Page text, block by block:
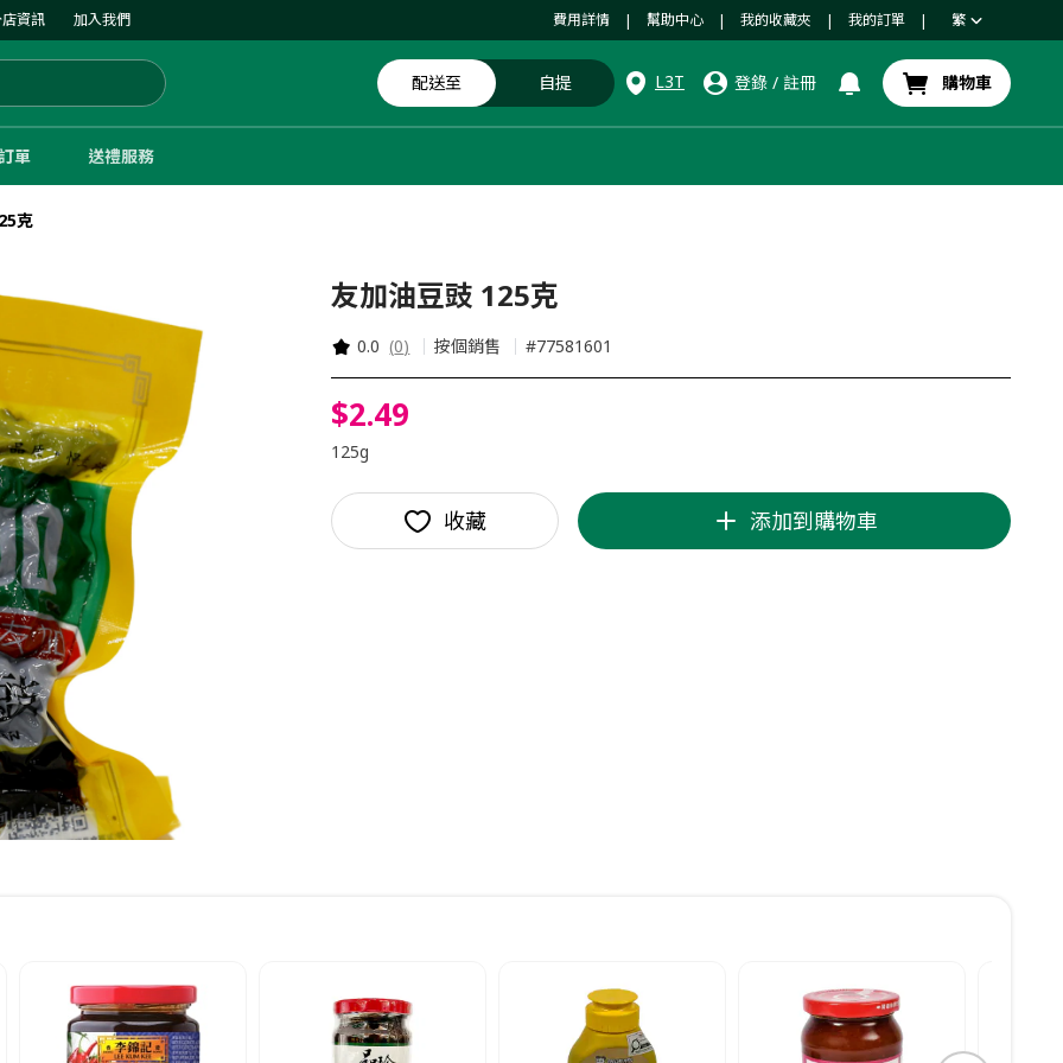
資訊 加入我們 費用詳情 | 幫助中心 | 我的收藏夾 | 我的訂單 | 繁
配送至 自提 L3T 登錄 / 註冊 購物車
單 送禮服務
克
友加油豆豉 125克
0.0 (0) 按個銷售 #77581601
$2.49
125g
收藏 添加到購物車